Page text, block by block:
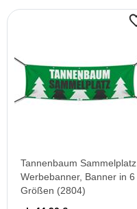
Tannenbaum Sammelplatz
Werbebanner, Banner in 6
Größen (2804)